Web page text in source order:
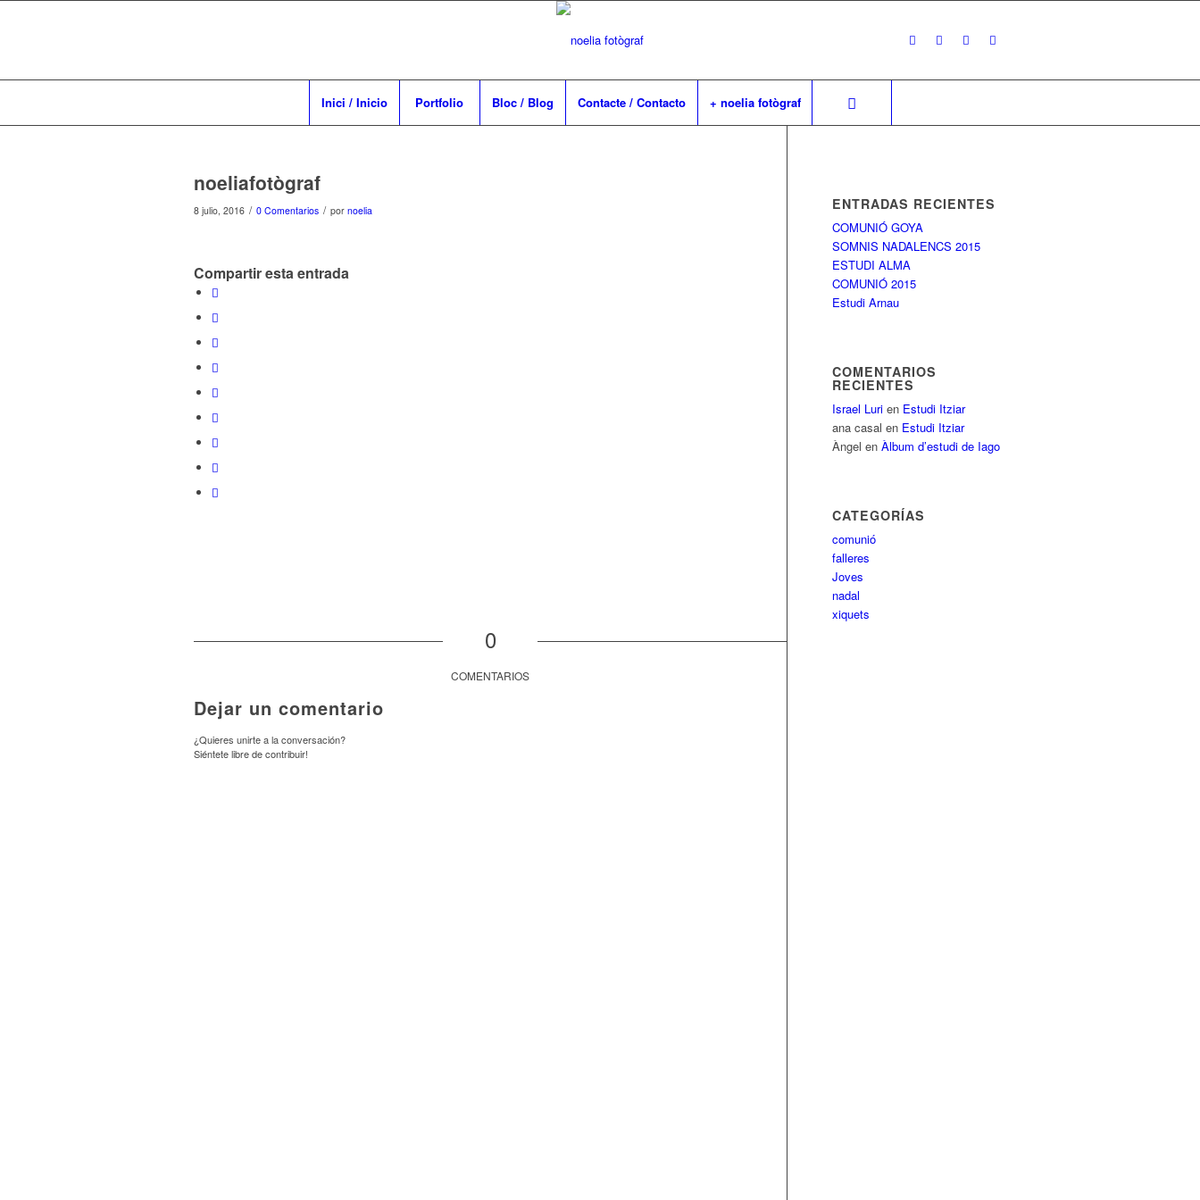
Inici / Inicio Portfolio Bloc / Blog Contacte / Contacto + noelia fotògraf
noeliafotògraf
8 julio, 2016 / 0 Comentarios / por noelia
Compartir esta entrada
0
COMENTARIOS
Dejar un comentario
¿Quieres unirte a la conversación?
Siéntete libre de contribuir!
ENTRADAS RECIENTES
COMUNIÓ GOYA
SOMNIS NADALENCS 2015
ESTUDI ALMA
COMUNIÓ 2015
Estudi Arnau
COMENTARIOS
RECIENTES
Israel Luri en Estudi Itziar
ana casal en Estudi Itziar
Àngel enÀlbum d’estudi de Iago
CATEGORÍAS
comunió
falleres
Joves
nadal
xiquets